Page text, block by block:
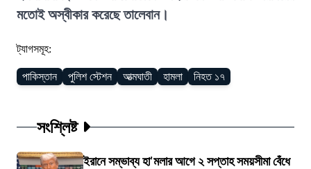
মতোই অস্বীকার করেছে তালেবান।
ট্যাগসমূহ:
পাকিস্তান পুলিশ স্টেশন আত্মঘাতী হামলা নিহত ১৭
সংশ্লিষ্ট
ইরানে সম্ভাব্য হা'মলার আগে ২ সপ্তাহ সময়সীমা বেঁধে